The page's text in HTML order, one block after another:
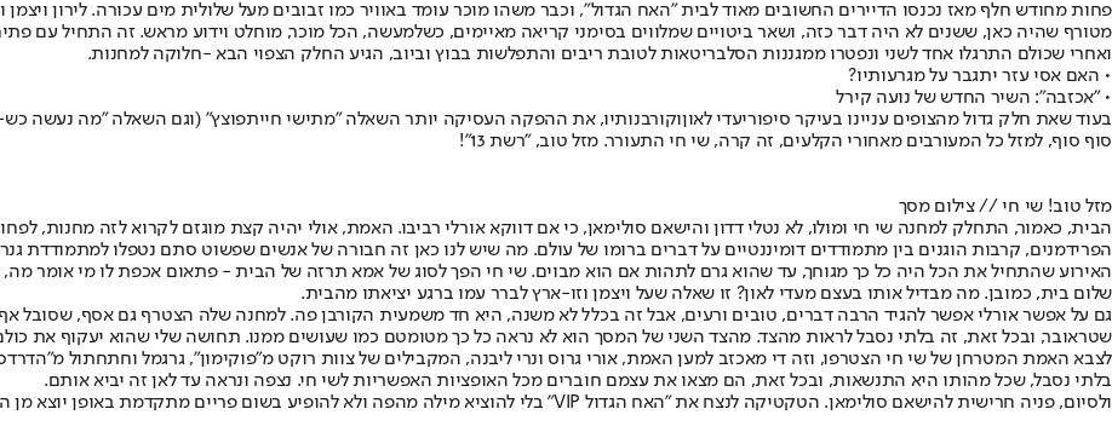
פחות מחודש חלף מאז נכנסו הדיירים החשובים מאוד לבית "האח הגדול", וכבר משהו מוכר עומד באוויר כמו זבובים מעל שלולית מים עכורה. לירון
מטורף שהיה כאן, ששנים לא היה דבר כזה, ושאר ביטויים שמלווים בסימני קריאה מאיימים, כשלמעשה, הכל מוכר, מוחלט וידוע מראש. זה התחיל עם
ואחרי שכולם התרגלו אחד לשני ונפטרו ממגננות הסלבריטאות לטובת ריבים והתפלשות בבוץ וביוב, הגיע החלק הצפוי הבא -חלוקה למחנות.
• האם אסי עזר יתגבר על מגרעותיו?
• "אכזבה": השיר החדש של נועה קירל
בעוד שאת חלק גדול מהצופים עניינו בעיקר סיפוריעדי לאוןוקורבנותיו, את ההפקה העסיקה יותר השאלה "מתישי חייתפוצץ" (וגם השאלה "מה נעשה
סוף סוף, למזל כל המעורבים מאחורי הקלעים, זה קרה, שי חי התעורר. מזל טוב, "רשת 13"!
מזל טוב! שי חי // צילום מסך
הבית, כאמור, התחלק למחנה שי חי ומולו, לא נטלי דדון והישאם סולימאן, כי אם דווקא אורלי רביבו. האמת, אולי יהיה קצת מוגזם לקרוא לזה מחנות,
הפרידמנים, קרבות הוגנים בין מתמודדים דומיננטיים על דברים ברומו של עולם. מה שיש לנו כאן זה חבורה של אנשים שפשוט סתם נטפלו למתמודדת
האירוע שהתחיל את הכל היה כל כך מגוחך, עד שהוא גרם לתהות אם הוא מבוים. שי חי הפך לסוג של אמא תרזה של הבית - פתאום אכפת לו מי אומר מה,
שלום בית, כמובן. מה מבדיל אותו בעצם מעדי לאון? זו שאלה שעל ויצמן וזו-ארץ לברר עמו ברגע יציאתו מהבית.
גם על אפשר אורלי אפשר להגיד הרבה דברים, טובים ורעים, אבל זה בכלל לא משנה, היא חד משמעית הקורבן פה. למחנה שלה הצטרף גם אסף, שסובל
שטראובר, ובכל זאת, זה בלתי נסבל לראות מהצד. מהצד השני של המסך הוא לא נראה כל כך מטומטם כמו שעושים ממנו. תחושה שלי שהוא יעקוף את
לצבא האמת המטרחן של שי חי הצטרפו, וזה די מאכזב למען האמת, אורי גרוס ונרי ליבנה, המקבילים של צוות רוקט מ"פוקימון", גרגמל וחתחתול
בלתי נסבל, שכל מהותו היא התנשאות, ובכל זאת, הם מצאו את עצמם חוברים מכל האופציות האפשריות לשי חי. נצפה ונראה עד לאן זה יביא אותם.
ולסיום, פניה חרישית להישאם סולימאן. הטקטיקה לנצח את "האח הגדול VIP" בלי להוציא מילה מהפה ולא להופיע בשום פריים מתקדמת באופן יוצא מן הכלל. אתה כבר בחצי הדרך, עלה והצלח.